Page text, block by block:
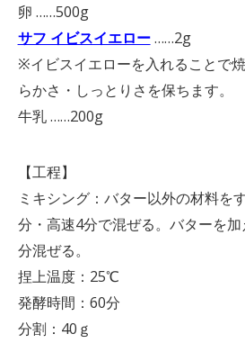
卵 ……500g
サフ イビスイエロー……2g
※イビスイエローを入れることで
らかさ・しっとりさを保ちます。
牛乳 ……200g
【工程】
ミキシング：バター以外の材料を
分・高速4分で混ぜる。バターを
分混ぜる。
捏上温度：25℃
発酵時間：60分
分割：40ｇ